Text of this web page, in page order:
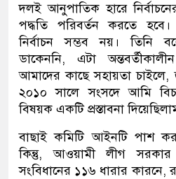
দলই আনুপাতিক হারে
পদ্ধতি পরিবর্তন করতে হবে।
নির্বাচন সম্ভব নয়। তিনি
ডাকেননি, এটা
আমাদের কাছে সহায়তা চাইলে,
২০১০ সালে সংসদে আমি
বিষয়ক একটি প্রস্তাবনা
বাছাই কমিটি আইনটি পাশ
কিন্তু, আওয়ামী লীগ
সংবিধানের ১১৬ ধারার কারনে,